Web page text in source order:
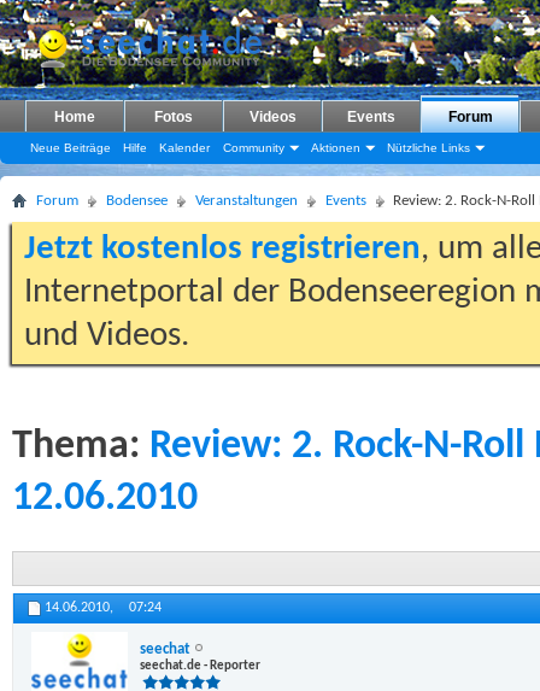
Home Fotos Videos Events Forum
Neue Beiträge Hilfe Kalender Community Aktionen Nützliche Links
Forum Bodensee Veranstaltungen Events Review: 2. Rock-N-
Jetzt kostenlos registrieren, um
Internetportal der Bodenseeregion
und Videos.
Thema: Review: 2. Rock-N-
12.06.2010
14.06.2010, 07:24
seechat
seechat.de - Reporter